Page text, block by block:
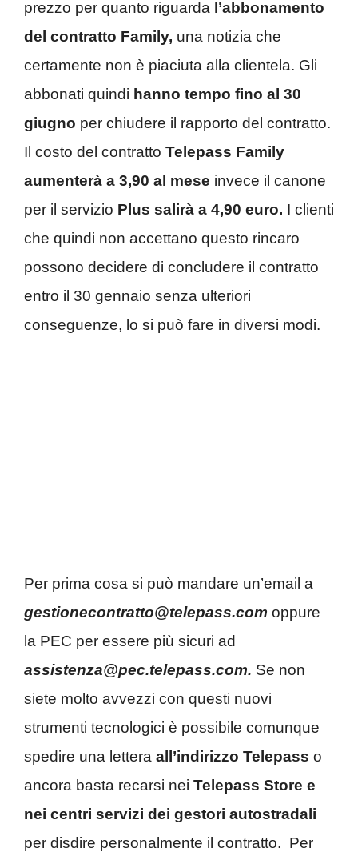
prezzo per quanto riguarda l’abbonamento
del contratto Family, una notizia che
certamente non è piaciuta alla clientela. Gli
abbonati quindi hanno tempo fino al 30
giugno per chiudere il rapporto del contratto.
Il costo del contratto Telepass Family
aumenterà a 3,90 al mese invece il canone
per il servizio Plus salirà a 4,90 euro. I clienti
che quindi non accettano questo rincaro
possono decidere di concludere il contratto
entro il 30 gennaio senza ulteriori
conseguenze, lo si può fare in diversi modi.
Per prima cosa si può mandare un’email a
gestionecontratto@telepass.com oppure
la PEC per essere più sicuri ad
assistenza@pec.telepass.com. Se non
siete molto avvezzi con questi nuovi
strumenti tecnologici è possibile comunque
spedire una lettera all’indirizzo Telepass o
ancora basta recarsi nei Telepass Store e
nei centri servizi dei gestori autostradali
per disdire personalmente il contratto. Per